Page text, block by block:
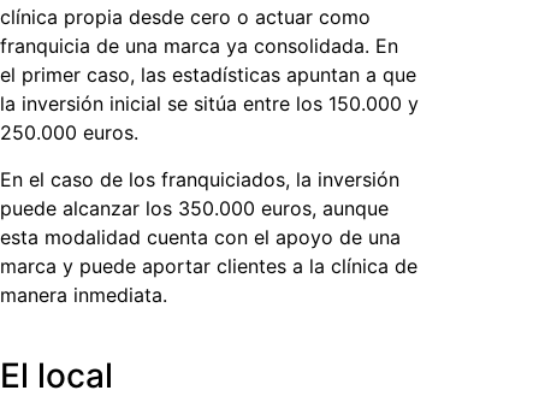
clínica propia desde cero o actuar como
franquicia de una marca ya consolidada. En
el primer caso, las estadísticas apuntan a que
la inversión inicial se sitúa entre los 150.000 y
250.000 euros.
En el caso de los franquiciados, la inversión
puede alcanzar los 350.000 euros, aunque
esta modalidad cuenta con el apoyo de una
marca y puede aportar clientes a la clínica de
manera inmediata.
El local